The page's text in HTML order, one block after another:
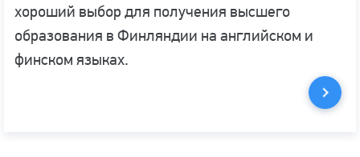
хороший выбор для получения высшего
образования в Финляндии на английском и
финском языках.